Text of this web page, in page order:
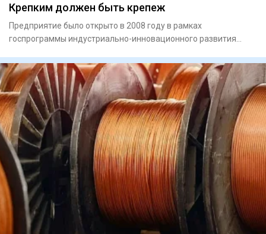
Крепким должен быть крепеж
Предприятие было открыто в 2008 году в рамках
госпрограммы индустриально-инновацион­ного развития